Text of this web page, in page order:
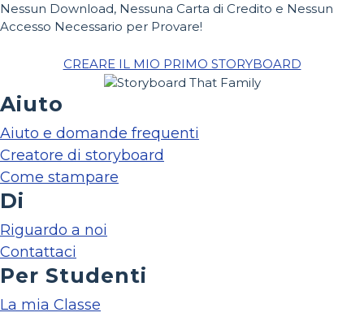
Nessun Download, Nessuna Carta di Credito e Nessun
Accesso Necessario per Provare!
CREARE IL MIO PRIMO STORYBOARD
Aiuto
Aiuto e domande frequenti
Creatore di storyboard
Come stampare
Di
Riguardo a noi
Contattaci
Per Studenti
La mia Classe